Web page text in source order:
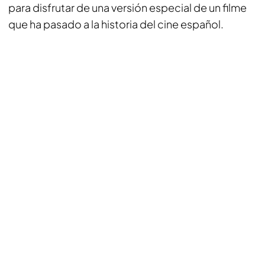
para disfrutar de una versión especial de un filme
que ha pasado a la historia del cine español.